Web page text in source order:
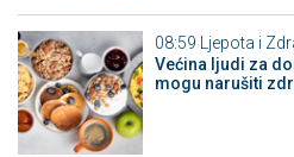
08:59 Ljepota i
Većina ljudi za
mogu narušiti